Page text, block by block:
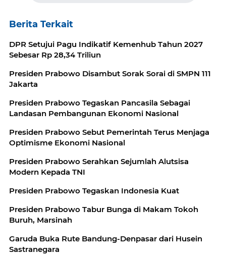
Berita Terkait
DPR Setujui Pagu Indikatif Kemenhub Tahun 2027
Sebesar Rp 28,34 Triliun
Presiden Prabowo Disambut Sorak Sorai di SMPN 111
Jakarta
Presiden Prabowo Tegaskan Pancasila Sebagai
Landasan Pembangunan Ekonomi Nasional
Presiden Prabowo Sebut Pemerintah Terus Menjaga
Optimisme Ekonomi Nasional
Presiden Prabowo Serahkan Sejumlah Alutsisa
Modern Kepada TNI
Presiden Prabowo Tegaskan Indonesia Kuat
Presiden Prabowo Tabur Bunga di Makam Tokoh
Buruh, Marsinah
Garuda Buka Rute Bandung-Denpasar dari Husein
Sastranegara